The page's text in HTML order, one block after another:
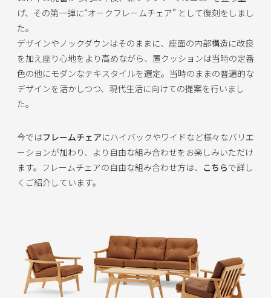
げ、その第一弾に“オークフレームチェア” として復刻をしまし
た。
デザインやノックダウンはそのままに、座面の内部構造に改良
を加え座り心地をより高めながら、置クッションは当時の定番
色の他にモダンなテキスタイルを選定。当時のままの普遍的な
デザインを活かしつつ、現代生活に向けての提案を行いまし
た。
今ではフレームチェアにハイバックやワイドなど様々なバリエ
ーションが加わり、より自由な組み合わせをお楽しみいただけ
ます。フレームチェアの自由な組み合わせ方は、 こちらで詳し
くご紹介しています。